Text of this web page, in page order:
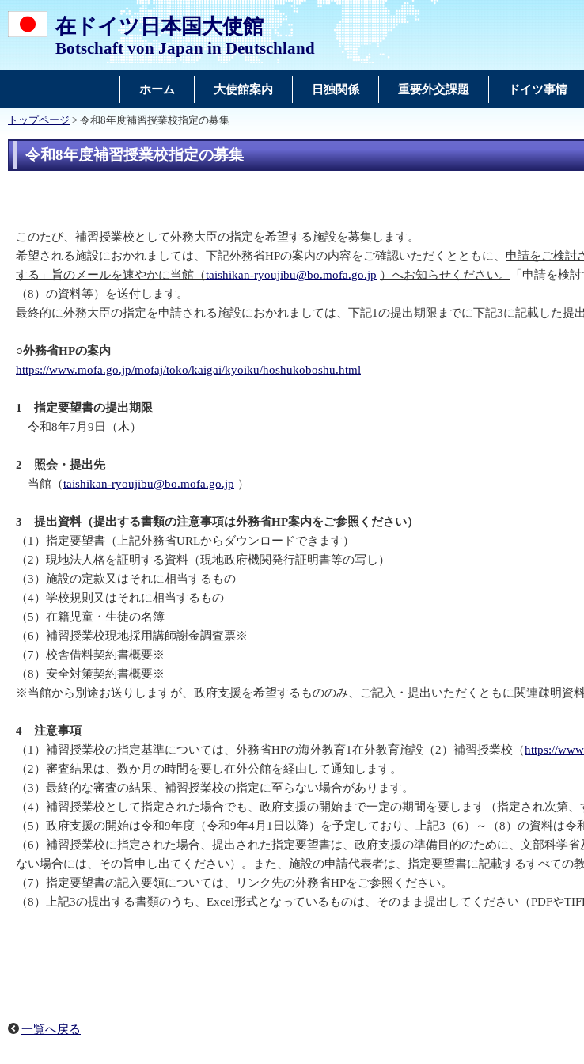
在ドイツ日本国大使館
Botschaft von Japan in Deutschland
ホーム 大使館案内 日独関係 重要外交課題 ドイツ事情
トップページ > 令和8年度補習授業校指定の募集
令和8年度補習授業校指定の募集
このたび、補習授業校として外務大臣の指定を希望する施設を募集します。
希望される施設におかれましては、下記外務省HPの案内の内容をご確認いただくとともに、 申請をご検討
する」旨のメールを速やかに当館（taishikan-ryoujibu@bo.mofa.go.jp ）へお知らせください。
「申請を検
（8）の資料等）を送付します。
最終的に外務大臣の指定を申請される施設におかれましては、下記1の提出期限までに下記3に記載した
○外務省HPの案内
https://www.mofa.go.jp/mofaj/toko/kaigai/kyoiku/hoshukoboshu.html
1 指定要望書の提出期限
令和8年7月9日（木）
2 照会・提出先
当館（taishikan-ryoujibu@bo.mofa.go.jp ）
3 提出資料（提出する書類の注意事項は外務省HP案内をご参照ください）
（1）指定要望書（上記外務省URLからダウンロードできます）
（2）現地法人格を証明する資料（現地政府機関発行証明書等の写し）
（3）施設の定款又はそれに相当するもの
（4）学校規則又はそれに相当するもの
（5）在籍児童・生徒の名簿
（6）補習授業校現地採用講師謝金調査票※
（7）校舎借料契約書概要※
（8）安全対策契約書概要※
※当館から別途お送りしますが、政府支援を希望するもののみ、ご記入・提出いただくともに関連疎明資
4 注意事項
（1）補習授業校の指定基準については、外務省HPの海外教育1在外教育施設（2）補習授業校（https://
（2）審査結果は、数か月の時間を要し在外公館を経由して通知します。
（3）最終的な審査の結果、補習授業校の指定に至らない場合があります。
（4）補習授業校として指定された場合でも、政府支援の開始まで一定の期間を要します（指定され次第
（5）政府支援の開始は令和9年度（令和9年4月1日以降）を予定しており、上記3（6）～（8）の資料は
（6）補習授業校に指定された場合、提出された指定要望書は、政府支援の準備目的のために、文部科学
ない場合には、その旨申し出てください）。また、施設の申請代表者は、指定要望書に記載するすべての
（7）指定要望書の記入要領については、リンク先の外務省HPをご参照ください。
（8）上記3の提出する書類のうち、Excel形式となっているものは、そのまま提出してください（PDFや
一覧へ戻る